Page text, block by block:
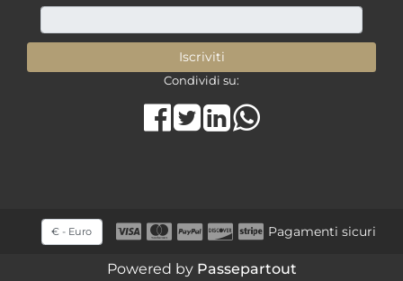
Condividi su:
Share on Facebook
TweetShare on LinkedIn
Seleziona una valuta Pagamenti sicuri
Powered by Passepartout